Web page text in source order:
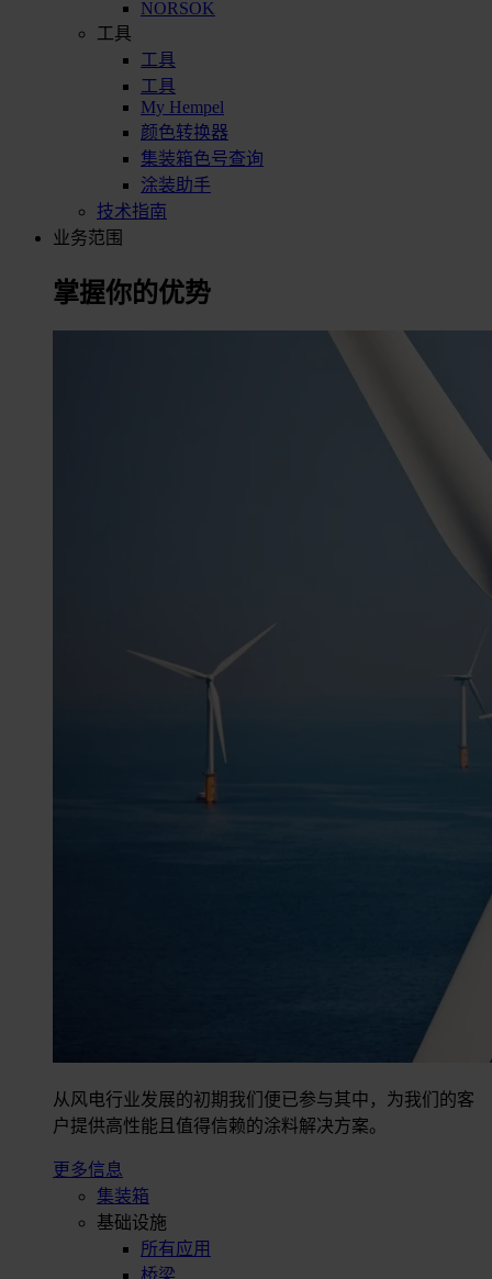
NORSOK
工具
工具
工具
My Hempel
颜色转换器
集装箱色号查询
涂装助手
技术指南
业务范围
掌握你的优势
从风电行业发展的初期我们便已参与其中，为我们的客
户提供高性能且值得信赖的涂料解决方案。
更多信息
集装箱
基础设施
所有应用